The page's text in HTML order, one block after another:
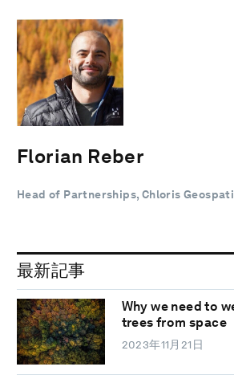
Florian Reber
Head of Partnerships, Chloris
最新記事
Why we need to
trees from space
2023年11月21日